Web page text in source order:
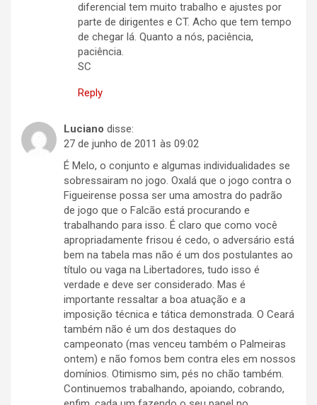
diferencial tem muito trabalho e ajustes por
parte de dirigentes e CT. Acho que tem tempo
de chegar lá. Quanto a nós, paciência,
paciência.
SC
Reply
Luciano disse:
27 de junho de 2011 às 09:02
É Melo, o conjunto e algumas individualidades se
sobressairam no jogo. Oxalá que o jogo contra o
Figueirense possa ser uma amostra do padrão
de jogo que o Falcão está procurando e
trabalhando para isso. É claro que como você
apropriadamente frisou é cedo, o adversário está
bem na tabela mas não é um dos postulantes ao
título ou vaga na Libertadores, tudo isso é
verdade e deve ser considerado. Mas é
importante ressaltar a boa atuação e a
imposição técnica e tática demonstrada. O Ceará
também não é um dos destaques do
campeonato (mas venceu também o Palmeiras
ontem) e não fomos bem contra eles em nossos
domínios. Otimismo sim, pés no chão também.
Continuemos trabalhando, apoiando, cobrando,